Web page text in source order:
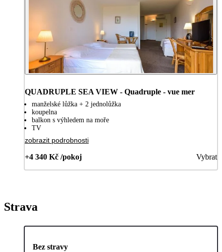
QUADRUPLE SEA VIEW - Quadruple - vue mer
manželské lůžka + 2 jednolůžka
koupelna
balkon s výhledem na moře
TV
zobrazit podrobnosti
+4 340 Kč /pokoj Vybrat
Strava
Bez stravy